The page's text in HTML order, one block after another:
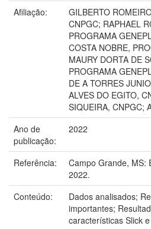
Afiliação:
GILBERTO
CNPGC; RAPHAEL
PROGRAMA
COSTA NOBRE,
MAURY DORTA DE
PROGRAMA
DE A TORRES
ALVES DO EGITO,
SIQUEIRA, CNPGC;
Ano de
publicação:
2022
Referência:
Campo Grande, MS:
2022.
Conteúdo:
Dados analisados;
importantes;
características Slick